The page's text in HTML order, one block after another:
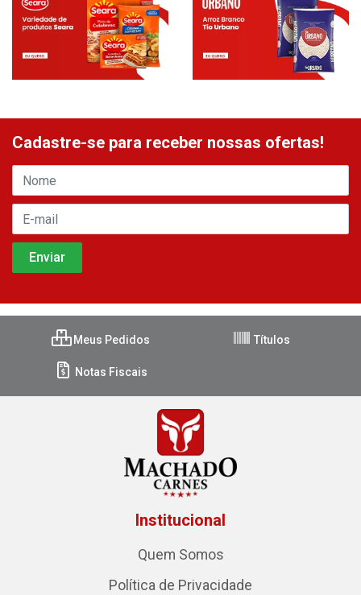
Cadastre-se para receber nossas ofertas!
Meus Pedidos Títulos
Notas Fiscais
Institucional
Quem Somos
Política de Privacidade